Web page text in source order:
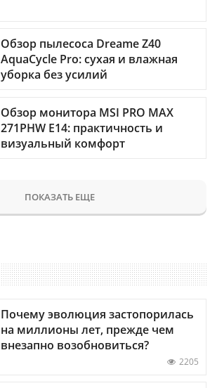
Обзор пылесоса Dreame Z40
AquaCycle Pro: сухая и влажная
уборка без усилий
Обзор монитора MSI PRO MAX
271PHW E14: практичность и
визуальный комфорт
ПОКАЗАТЬ ЕЩЕ
Почему эволюция застопорилась
на миллионы лет, прежде чем
внезапно возобновиться?
2205